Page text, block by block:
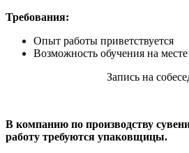
Требования:
Опыт работы приветствуется
Возможность обучения на месте
Запись на
В компанию по производству
работу требуются упаковщицы.